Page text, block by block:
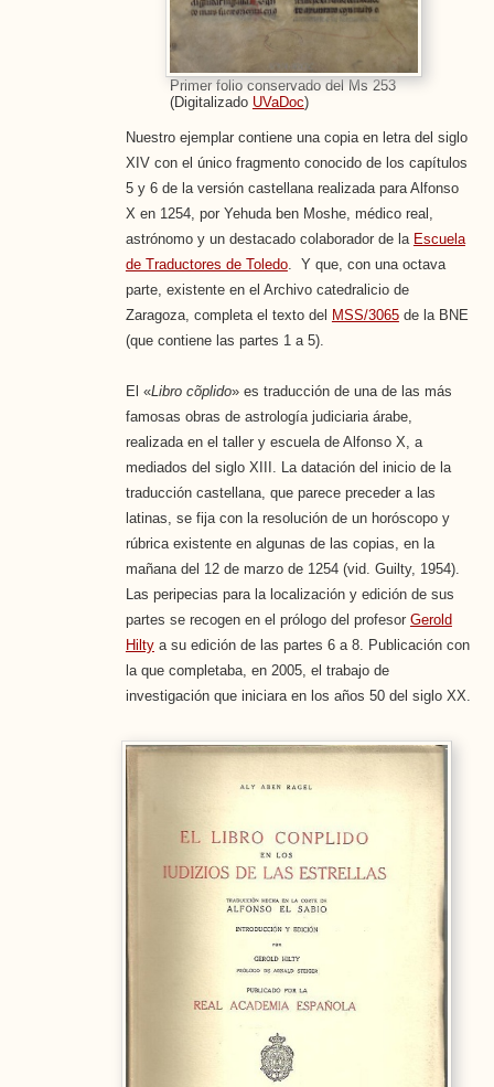
Primer folio conservado del Ms 253
(Digitalizado UVaDoc)
Nuestro ejemplar contiene una copia en letra del siglo
XIV con el único fragmento conocido de los capítulos
5 y 6 de la versión castellana realizada para Alfonso
X en 1254, por Yehuda ben Moshe, médico real,
astrónomo y un destacado colaborador de la Escuela
de Traductores de Toledo. Y que, con una octava
parte, existente en el Archivo catedralicio de
Zaragoza, completa el texto del MSS/3065de la BNE
(que contiene las partes 1 a 5).
El «Libro cõplido» es traducción de una de las más
famosas obras de astrología judiciaria árabe,
realizada en el taller y escuela de Alfonso X, a
mediados del siglo XIII. La datación del inicio de la
traducción castellana, que parece preceder a las
latinas, se fija con la resolución de un horóscopo y
rúbrica existente en algunas de las copias, en la
mañana del 12 de marzo de 1254 (vid. Guilty, 1954).
Las peripecias para la localización y edición de sus
partes se recogen en el prólogo del profesor Gerold
Hiltya su edición de las partes 6 a 8. Publicación con
la que completaba, en 2005, el trabajo de
investigación que iniciara en los años 50 del siglo XX.